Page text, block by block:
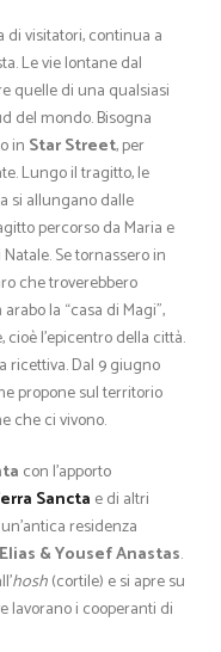
di visitatori, continua a
Le vie lontane dal
quelle di una qualsiasi
del mondo. Bisogna
in Star Street, per
Lungo il tragitto, le
si allungano dalle
percorso da Maria e
Se tornassero in
che troverebbero
arabo la “casa di Magi”,
l’epicentro della città.
ricettiva. Dal 9 giugno
propone sul territorio
che ci vivono.
con l’apporto
Sancta e di altri
residenza
Elias & Yousef Anastas.
hosh(cortile) e si apre su
lavorano i cooperanti di